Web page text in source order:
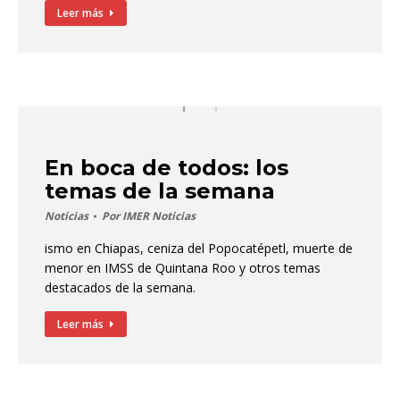
Leer más
En boca de todos: los
temas de la semana
Noticias PorIMER Noticias
ismo en Chiapas, ceniza del Popocatépetl, muerte de
menor en IMSS de Quintana Roo y otros temas
destacados de la semana.
Leer más